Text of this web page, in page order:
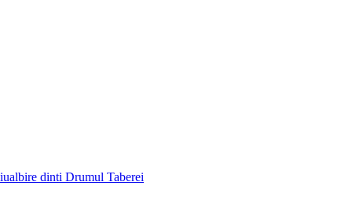
albire dinti Drumul Taberei